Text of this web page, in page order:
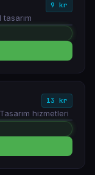
9 kr
13 kr
hizmetleri